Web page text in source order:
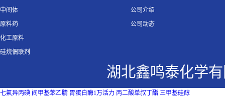
中间体
原料药
化工原料
硅烷偶联剂
公司介绍
公司动态
湖北鑫鸣泰化学
七氟异丙碘 间甲基苯乙腈 胃蛋白酶1万活力 丙二酸单叔丁酯 三甲基硅醇